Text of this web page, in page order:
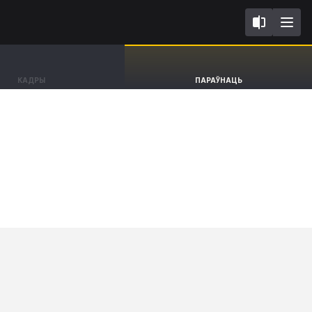
КАДРЫ ПАРАЎНАЦЬ
Opel Corsa